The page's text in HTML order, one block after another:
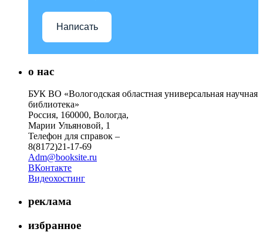
Написать
о нас
БУК ВО «Вологодская областная универсальная научная
библиотека»
Россия, 160000, Вологда,
Марии Ульяновой, 1
Телефон для справок –
8(8172)21-17-69
Adm@booksite.ru
ВКонтакте
Видеохостинг
реклама
избранное